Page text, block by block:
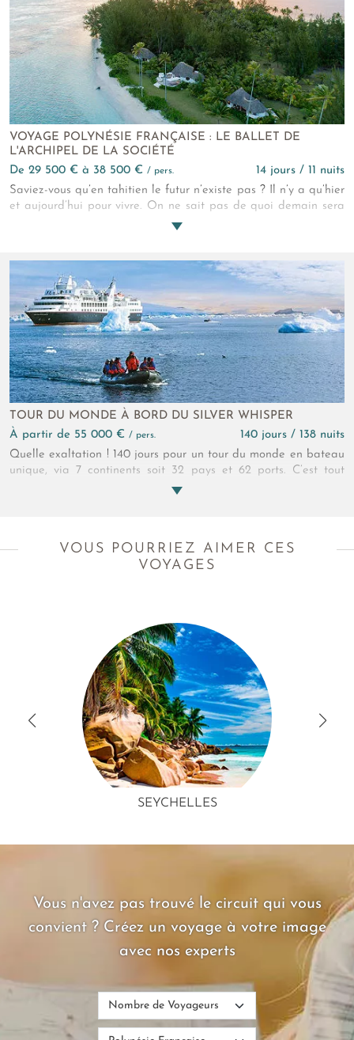
VOYAGE POLYNÉSIE FRANÇAISE : LE BALLET DE
L'ARCHIPEL DE LA SOCIÉTÉ
de 29 500 € à 38 500 € / pers.
14 jours / 11 nuits
Saviez-vous qu’en tahitien le futur n’existe pas ? Il n’y a qu’hier
et aujourd’hui pour vivre. On ne sait pas de quoi demain sera
fait alors embrassez le présent de ce voyage de luxe en
TOUR DU MONDE À BORD DU SILVER WHISPER
à partir de 55 000 € / pers.
140 jours / 138 nuits
Quelle exaltation ! 140 jours pour un tour du monde en bateau
unique, via 7 continents soit 32 pays et 62 ports. C’est tout
simplement du jamais vu ! Soyez parmi les 382 pionniers à
VOUS POURRIEZ AIMER CES
VOYAGES
SEYCHELLES
Vous n'avez pas trouvé le circuit qui vous
convient ? Créez un voyage à votre image
avec nos experts